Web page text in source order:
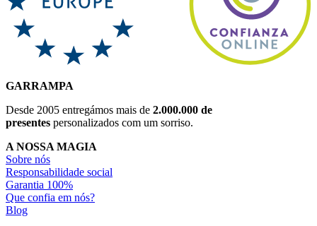
GARRAMPA
Desde 2005 entregámos mais de 2.000.000 de
presentes personalizados com um sorriso.
A NOSSA MAGIA
Sobre nós
Responsabilidade social
Garantia 100%
Que confia em nós?
Blog